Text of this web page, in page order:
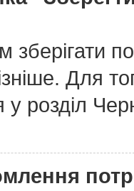
зберігати
Для
розділ